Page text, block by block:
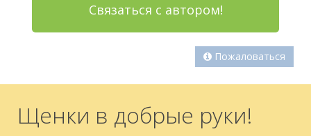
Связаться с автором!
Пожаловаться
Щенки в добрые руки!